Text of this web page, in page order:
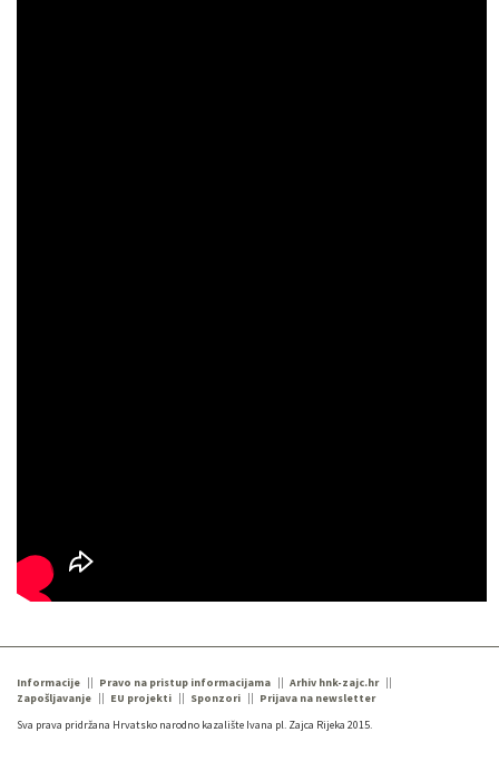
Informacije Pravo na pristup informacijama
Arhiv hnk-zajc.hr
Zapošljavanje
EU projekti Sponzori
Prijava na newsletter
Sva prava pridržana Hrvatsko narodno kazalište Ivana pl. Zajca Rijeka 2015.